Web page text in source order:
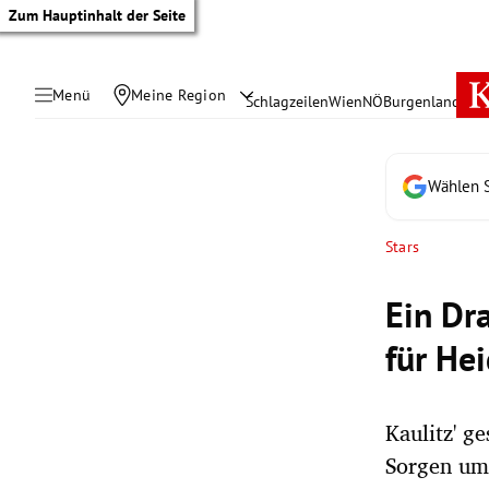
Zum Hauptinhalt der Seite
Menü Meine Region SchlagzeilenWienNÖBurgenland
Wählen
Stars
Ein
für
Kaulitz'
Sorgen